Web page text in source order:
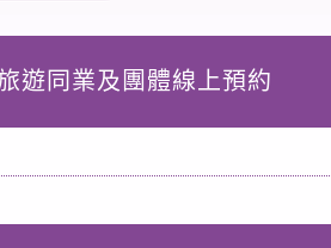
遊同業及團體線上預約